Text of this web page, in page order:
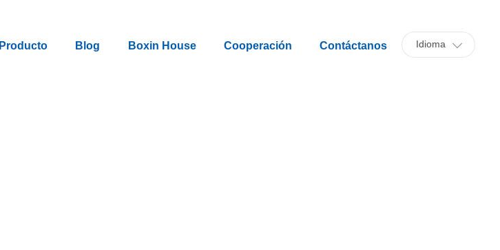
Producto Blog Boxin House Cooperación Contáctanos Idioma